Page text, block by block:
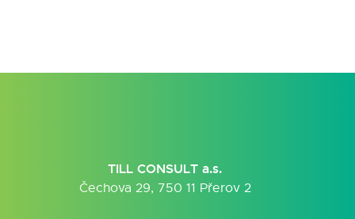
TILL CONSULT a.s.
Čechova 29, 750 11 Přerov 2